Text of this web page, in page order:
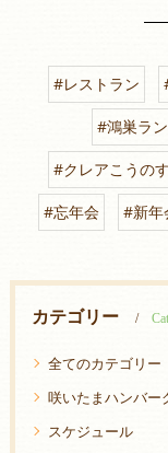
#レストラン
#鴻巣ラ
#クレアこうのす
#忘年会 #新年
カテゴリー
全てのカテゴリー
咲いたまハンバー
スケジュール